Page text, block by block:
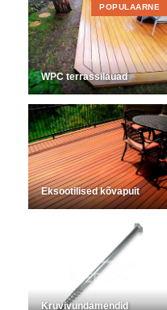
WPC terrassilauad
POPULAARNE
Eksootilised kõvapuit
Kruvivundamendid